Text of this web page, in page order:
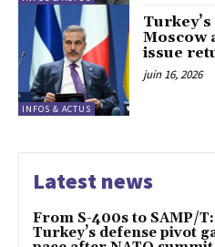
INFOS & ACTUS
Moscow
issue
juin 16, 2026
Latest news
From S-400s to SAMP/T:
Turkey’s defense pivot